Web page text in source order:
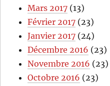
Mars 2017 (13)
Février 2017 (23)
Janvier 2017 (24)
Décembre 2016 (23)
Novembre 2016 (23)
Octobre 2016 (23)